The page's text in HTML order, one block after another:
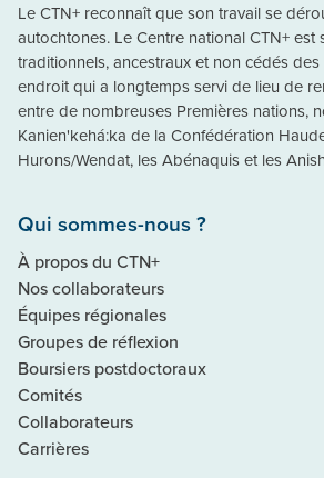
Le CTN+ reconnaît que son travail se
autochtones. Le Centre national CTN+ est
traditionnels, ancestraux et non cédés
endroit qui a longtemps servi de lieu de
entre de nombreuses Premières nations,
Kanien'kehá:ka de la Confédération
Hurons/Wendat, les Abénaquis et les
Qui sommes-nous ?
À propos du CTN+
Nos collaborateurs
Équipes régionales
Groupes de réflexion
Boursiers postdoctoraux
Comités
Collaborateurs
Carrières